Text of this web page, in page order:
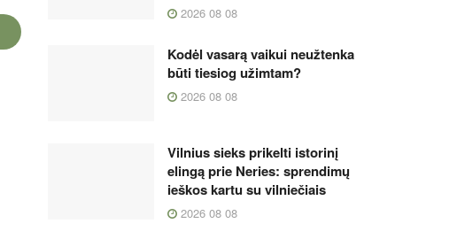
2026 08 08
Kodėl vasarą vaikui neužtenka
būti tiesiog užimtam?
2026 08 08
Vilnius sieks prikelti istorinį
elingą prie Neries: sprendimų
ieškos kartu su vilniečiais
2026 08 08